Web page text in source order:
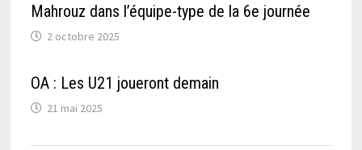
Mahrouz dans l’équipe-type de la 6e journée
2 octobre 2025
OA : Les U21 joueront demain
21 mai 2025